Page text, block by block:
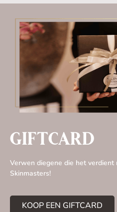
GIFTCARD
Verwen diegene die het verdient
Skinmasters!
KOOP EEN GIFTCARD